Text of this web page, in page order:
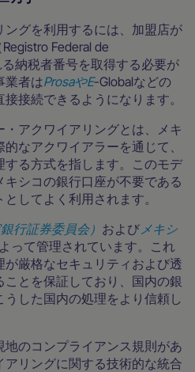
ングを利用するには、加盟店が
Federal de
納税者番号を取得する必要が
業者はProsaやE-Globalなどの
接続できるようになります。
アクワイアリングとは、メキ
なアクワイアラーを通じて、
する方式を指します。このモデ
シコの銀行口座が不要である
してよく利用されます。
行証券委員会） およびメキシ
って管理されています。これ
が厳格なセキュリティおよび透
とを保証しており、国内の銀
した国内の処理をより信頼し
のコンプライアンス規則があ
リングに関する技術的な統合